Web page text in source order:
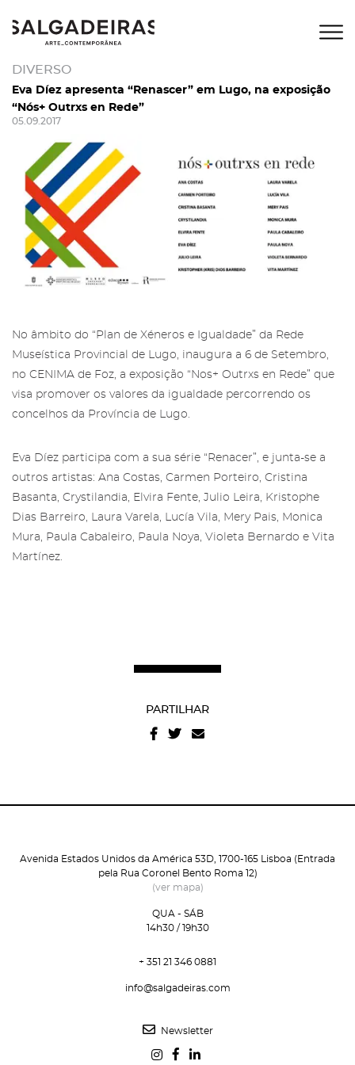
DIVERSO
Eva Díez apresenta “Renascer” em Lugo, na exposição
“Nós+ Outrxs en Rede”
05.09.2017
No âmbito do “Plan de Xéneros e Igualdade” da Rede
Museística Provincial de Lugo, inaugura a 6 de Setembro,
no CENIMA de Foz, a exposição “Nos+ Outrxs en Rede” que
visa promover os valores da igualdade percorrendo os
concelhos da Província de Lugo.
Eva Díez participa com a sua série “Renacer”, e junta-se a
outros artistas: Ana Costas, Carmen Porteiro, Cristina
Basanta, Crystilandia, Elvira Fente, Julio Leira, Kristophe
Dias Barreiro, Laura Varela, Lucía Vila, Mery Pais, Monica
Mura, Paula Cabaleiro, Paula Noya, Violeta Bernardo e Vita
Martínez.
PARTILHAR
Avenida Estados Unidos da América 53D, 1700-165 Lisboa (Entrada
pela Rua Coronel Bento Roma 12)
(ver mapa)
QUA - SÁB
14h30 / 19h30
+ 351 21 346 0881
info@salgadeiras.com
Newsletter
Salgadeiras
Mais informação sobre os Amigos das
Salgadeiras,aqui .
Iniciar Sessão
Subscreva a newsletter da Galeria
das Salgadeiras.
Preencha os dados e prima 'Subscrever'
para receber as nossas notícias.